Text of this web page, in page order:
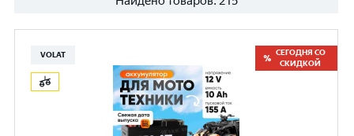
VOLAT
СЕГОДНЯ СО
СКИДКОЙ